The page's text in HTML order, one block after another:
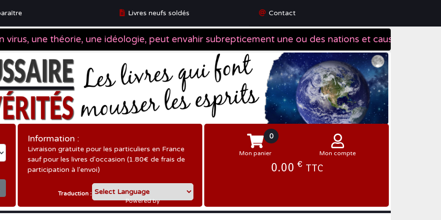
Livres neufs soldés Contact
Information :
Livraison gratuite pour les particuliers en France
sauf pour les livres d'occasion (1.80€ de frais de
participation à l'envoi)
Traduction :
Powered by
Translate
Mon compte
0
Mon panier
0.00 € TTC